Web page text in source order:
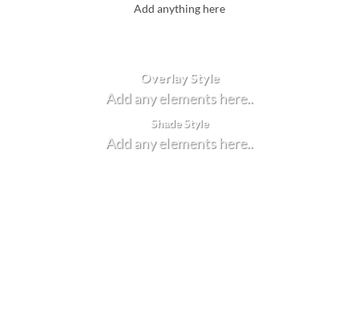
Add anything here
Overlay Style
Add any elements here..
Shade Style
Add any elements here..